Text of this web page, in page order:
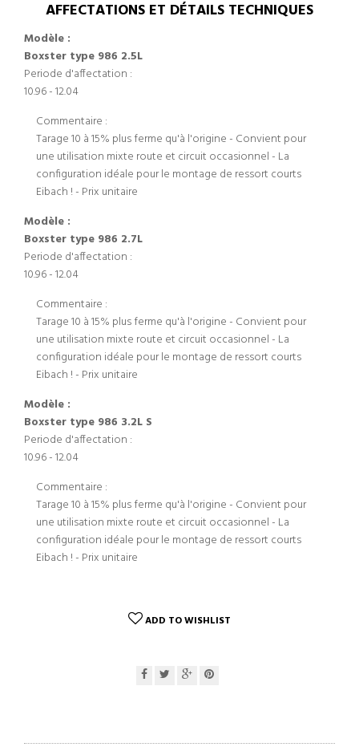
AFFECTATIONS ET DÉTAILS TECHNIQUES
Modèle :
Boxster type 986 2.5L
Periode d'affectation :
10.96 - 12.04
Commentaire :
Tarage 10 à 15% plus ferme qu'à l'origine - Convient pour
une utilisation mixte route et circuit occasionnel - La
configuration idéale pour le montage de ressort courts
Eibach ! - Prix unitaire
Modèle :
Boxster type 986 2.7L
Periode d'affectation :
10.96 - 12.04
Commentaire :
Tarage 10 à 15% plus ferme qu'à l'origine - Convient pour
une utilisation mixte route et circuit occasionnel - La
configuration idéale pour le montage de ressort courts
Eibach ! - Prix unitaire
Modèle :
Boxster type 986 3.2L S
Periode d'affectation :
10.96 - 12.04
Commentaire :
Tarage 10 à 15% plus ferme qu'à l'origine - Convient pour
une utilisation mixte route et circuit occasionnel - La
configuration idéale pour le montage de ressort courts
Eibach ! - Prix unitaire
ADD TO WISHLIST